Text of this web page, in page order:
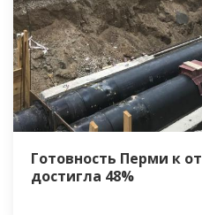
Готовность Перми к
достигла 48%